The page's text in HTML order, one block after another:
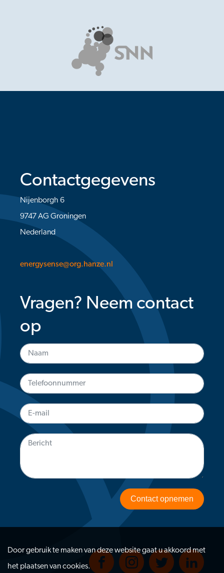
Contactgegevens
Nijenborgh 6
9747 AG Groningen
Nederland
energysense@org.hanze.nl
Vragen? Neem contact
op
Contact opnemen
Door gebruik te maken van deze website gaat u akkoord met
het plaatsen van cookies.